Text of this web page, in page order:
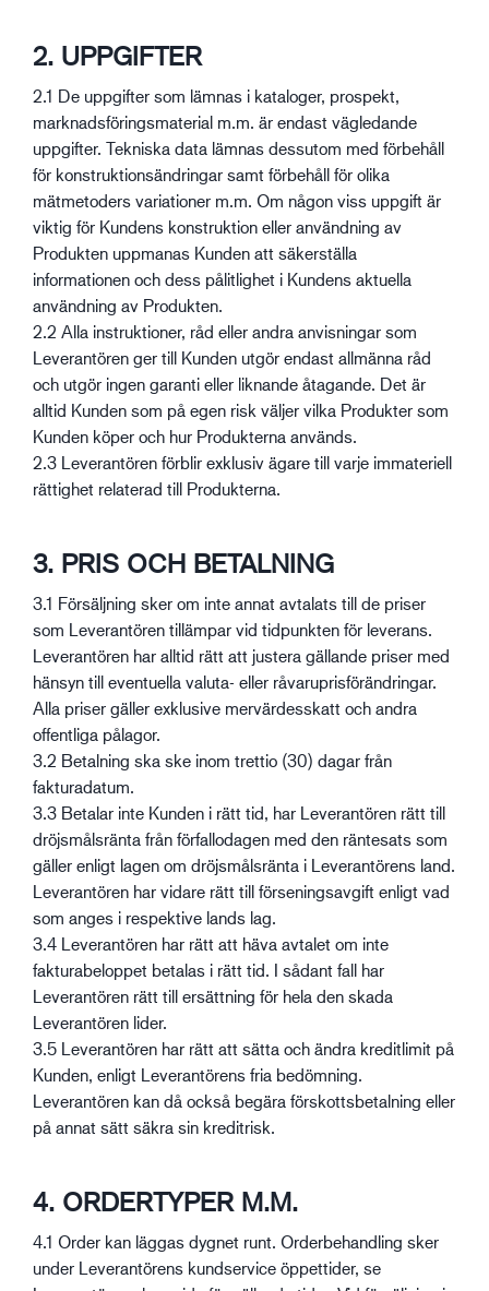
2. UPPGIFTER
2.1 De uppgifter som lämnas i kataloger, prospekt,
marknadsföringsmaterial m.m. är endast vägledande
uppgifter. Tekniska data lämnas dessutom med förbehåll
för konstruktionsändringar samt förbehåll för olika
mätmetoders variationer m.m. Om någon viss uppgift är
viktig för Kundens konstruktion eller användning av
Produkten uppmanas Kunden att säkerställa
informationen och dess pålitlighet i Kundens aktuella
användning av Produkten.
2.2 Alla instruktioner, råd eller andra anvisningar som
Leverantören ger till Kunden utgör endast allmänna råd
och utgör ingen garanti eller liknande åtagande. Det är
alltid Kunden som på egen risk väljer vilka Produkter som
Kunden köper och hur Produkterna används.
2.3 Leverantören förblir exklusiv ägare till varje immateriell
rättighet relaterad till Produkterna.
3. PRIS OCH BETALNING
3.1 Försäljning sker om inte annat avtalats till de priser
som Leverantören tillämpar vid tidpunkten för leverans.
Leverantören har alltid rätt att justera gällande priser med
hänsyn till eventuella valuta- eller råvaruprisförändringar.
Alla priser gäller exklusive mervärdesskatt och andra
offentliga pålagor.
3.2 Betalning ska ske inom trettio (30) dagar från
fakturadatum.
3.3 Betalar inte Kunden i rätt tid, har Leverantören rätt till
dröjsmålsränta från förfallodagen med den räntesats som
gäller enligt lagen om dröjsmålsränta i Leverantörens land.
Leverantören har vidare rätt till förseningsavgift enligt vad
som anges i respektive lands lag.
3.4 Leverantören har rätt att häva avtalet om inte
fakturabeloppet betalas i rätt tid. I sådant fall har
Leverantören rätt till ersättning för hela den skada
Leverantören lider.
3.5 Leverantören har rätt att sätta och ändra kreditlimit på
Kunden, enligt Leverantörens fria bedömning.
Leverantören kan då också begära förskottsbetalning eller
på annat sätt säkra sin kreditrisk.
4. ORDERTYPER M.M.
4.1 Order kan läggas dygnet runt. Orderbehandling sker
under Leverantörens kundservice öppettider, se